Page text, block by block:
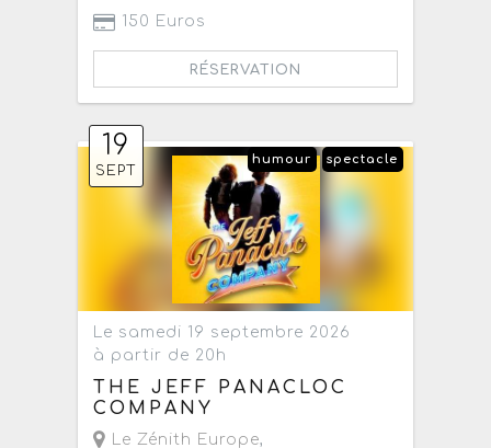
150 Euros
RÉSERVATION
19
SEPT
spectacle
humour
Le samedi 19 septembre 2026
à partir de 20h
THE JEFF PANACLOC
COMPANY
Le Zénith Europe,